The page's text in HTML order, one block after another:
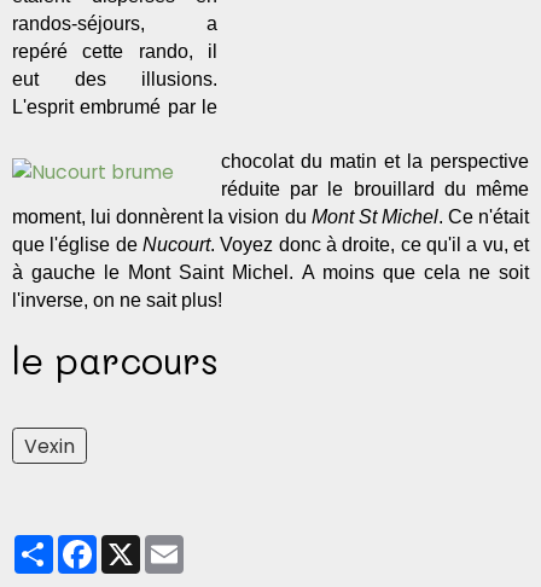
randos-séjours, a
repéré cette rando, il
eut des illusions.
L'esprit embrumé par le
chocolat du matin et la perspective
réduite par le brouillard du même
moment, lui donnèrent la vision du Mont St Michel. Ce n'était
que l'église de Nucourt. Voyez donc à droite, ce qu'il a vu, et
à gauche le Mont Saint Michel. A moins que cela ne soit
l'inverse, on ne sait plus!
le parcours
Vexin
PartagerFacebook
X